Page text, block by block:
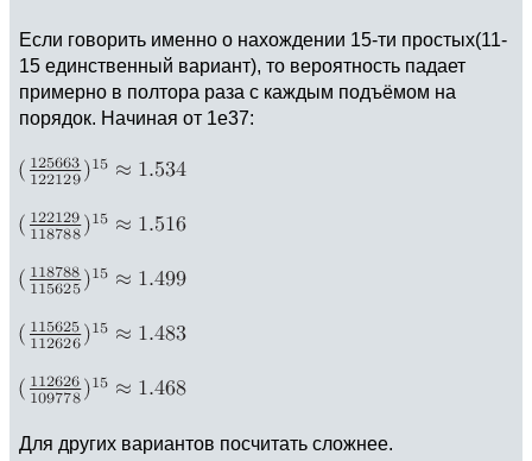
Если говорить именно о нахождении 15-ти простых(11-
15 единственный вариант), то вероятность падает
примерно в полтора раза с каждым подъёмом на
порядок. Начиная от 1e37:
Для других вариантов посчитать сложнее.